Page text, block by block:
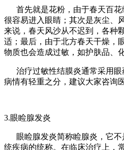
首先就是花粉，由于春天百花
很容易进入眼睛；其次是灰尘、
来说，春天风沙从不迟到，各种
适；最后，由于北方春天干燥，
物质也会造成过敏，如护肤品、
治疗过敏性结膜炎通常采用眼
病情有轻重之分，建议大家咨询
3.眼睑腺发炎
眼睑腺发炎简称睑腺炎，它不
统疾病的统称。在临床治疗上，